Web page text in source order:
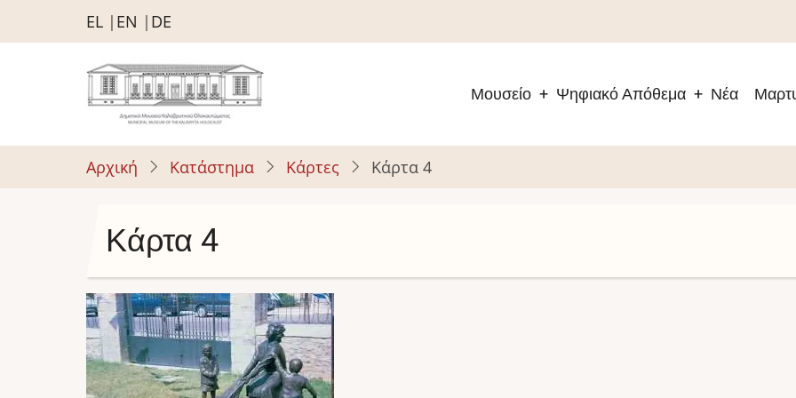
Παράκαμψη
προς
περιεχόμενο
EL EN DE
Μουσείο Ψηφιακό Απόθεμα Νέα
Αρχική Κατάστημα Κάρτες Κάρτα 4
Κάρτα 4